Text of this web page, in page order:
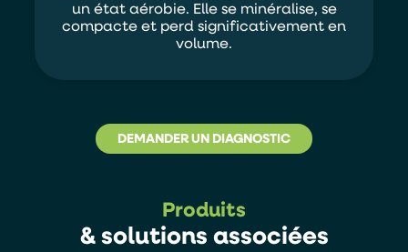
un état aérobie. Elle se minéralise, se
compacte et perd significativement en
volume.
DEMANDER UN DIAGNOSTIC
Produits
& solutions associées